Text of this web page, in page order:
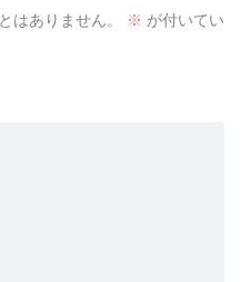
はありません。 ※ が付いてい